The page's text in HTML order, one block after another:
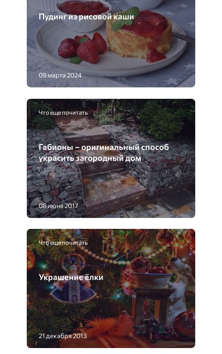
Пудинг из рисовой каши
09 марта 2024
Что еще почитать
Габионы – оригинальный способ
украсить загородный дом
08 июня 2017
Что еще почитать
Украшение ёлки
21 декабря 2013